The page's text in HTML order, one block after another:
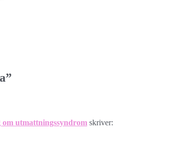
”
om utmattningssyndrom skriver: